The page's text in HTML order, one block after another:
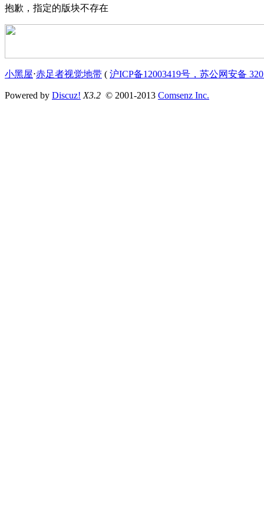
抱歉，指定的版块不存在
小黑屋⋅赤足者视觉地带 ( 沪ICP备12003419号，苏公网安备
Powered by Discuz! X3.2 © 2001-2013 Comsenz Inc.